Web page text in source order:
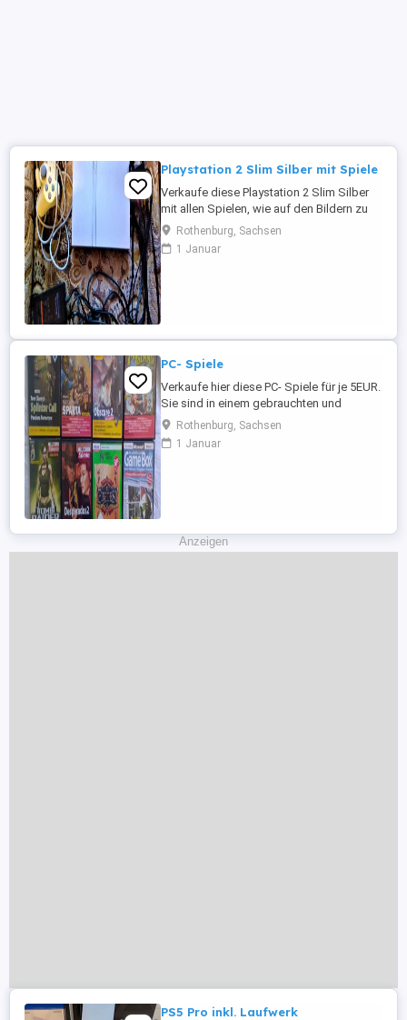
Playstation 2 Slim Silber mit Spiele
Verkaufe diese Playstation 2 Slim Silber
mit allen Spielen, wie auf den Bildern zu
sehen ist. Die Konsole und die Spiele sind
in einem benutzten aber noch guten
Zustand. Nur alles zusammen zu
Rothenburg, Sachsen
1 Januar
PC- Spiele
Verkaufe hier diese PC- Spiele für je 5EUR.
Sie sind in einem gebrauchten und
bespielten aber noch guten Zustand,
Versand wäre gegen Aufpreis möglich.
Privatverkauf ohne Garantie und
Rothenburg, Sachsen
1 Januar
Anzeigen
PS5 Pro inkl. Laufwerk